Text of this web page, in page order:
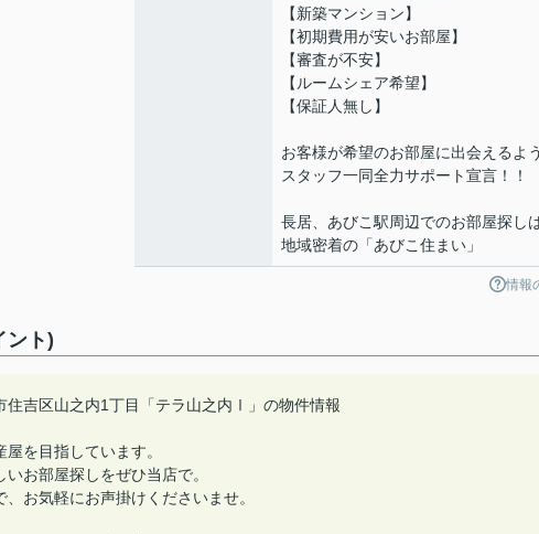
【新築マンション】
【初期費用が安いお部屋】
【審査が不安】
【ルームシェア希望】
【保証人無し】
お客様が希望のお部屋に出会えるよ
スタッフ一同全力サポート宣言！！
長居、あびこ駅周辺でのお部屋探し
地域密着の「あびこ住まい」
情報
ント)
住吉区山之内1丁目「テラ山之内Ⅰ」の物件情報
を目指しています。
お部屋探しをぜひ当店で。
お気軽にお声掛けくださいませ。